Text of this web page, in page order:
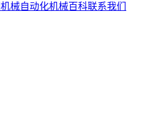
机械自动化机械百科联系我们